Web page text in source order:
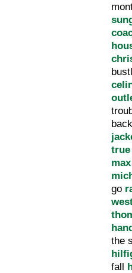
go
the
fall